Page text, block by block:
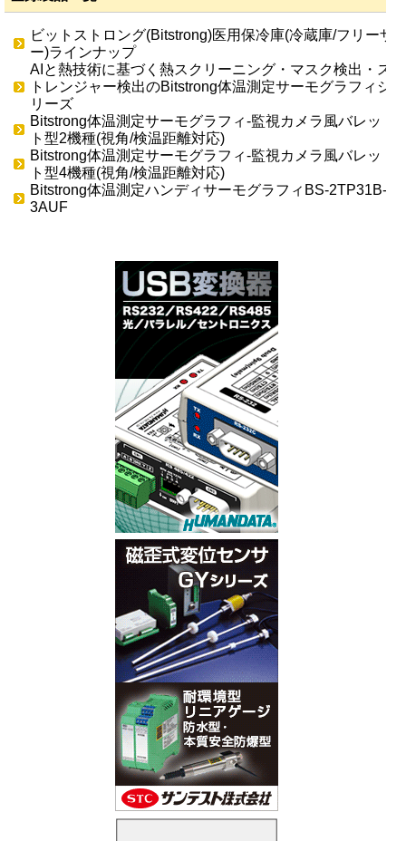
ビットストロング(Bitstrong)医用保冷庫(冷蔵庫/フリーザ
ー)ラインナップ
AIと熱技術に基づく熱スクリーニング・マスク検出・ス
トレンジャー検出のBitstrong体温測定サーモグラフィシ
リーズ
Bitstrong体温測定サーモグラフィ-監視カメラ風バレッ
ト型2機種(視角/検温距離対応)
Bitstrong体温測定サーモグラフィ-監視カメラ風バレッ
ト型4機種(視角/検温距離対応)
Bitstrong体温測定ハンディサーモグラフィBS-2TP31B-
3AUF